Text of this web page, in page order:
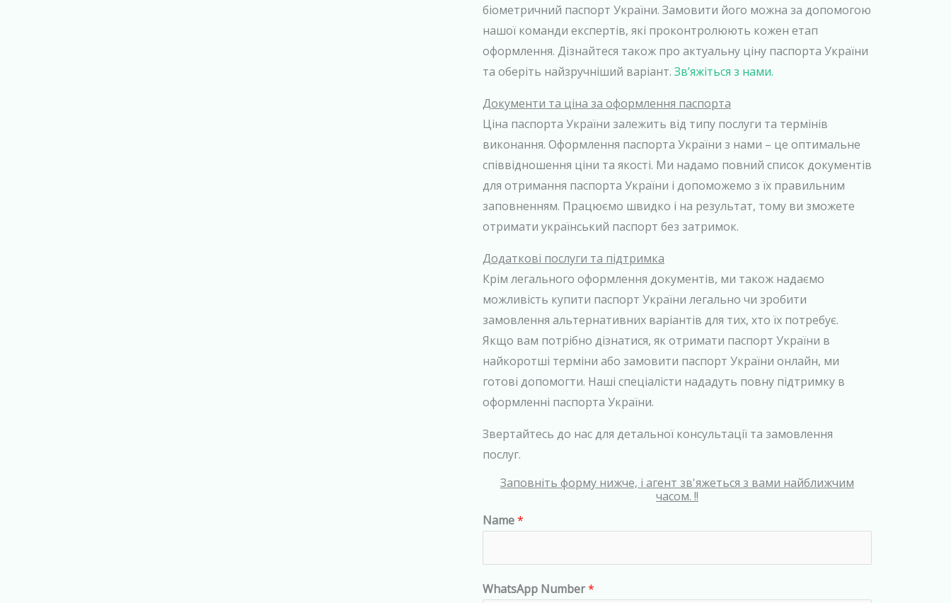
біометричний паспорт України. Замовити його можна за допомогою
нашої команди експертів, які проконтролюють кожен етап
оформлення. Дізнайтеся також про актуальну ціну паспорта України
та оберіть найзручніший варіант. Зв’яжіться з нами.
Документи та ціна за оформлення паспорта
Ціна паспорта України залежить від типу послуги та термінів
виконання. Оформлення паспорта України з нами – це оптимальне
співвідношення ціни та якості. Ми надамо повний список документів
для отримання паспорта України і допоможемо з їх правильним
заповненням. Працюємо швидко і на результат, тому ви зможете
отримати український паспорт без затримок.
Додаткові послуги та підтримка
Крім легального оформлення документів, ми також надаємо
можливість купити паспорт України легально чи зробити
замовлення альтернативних варіантів для тих, хто їх потребує.
Якщо вам потрібно дізнатися, як отримати паспорт України в
найкоротші терміни або замовити паспорт України онлайн, ми
готові допомогти. Наші спеціалісти нададуть повну підтримку в
оформленні паспорта України.
Звертайтесь до нас для детальної консультації та замовлення
послуг.
Заповніть форму нижче, і агент зв'яжеться з вами найближчим
часом. !!
Name*
WhatsApp Number*